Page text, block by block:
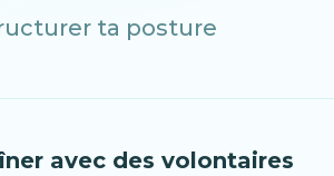
ta posture
avec des volontaires